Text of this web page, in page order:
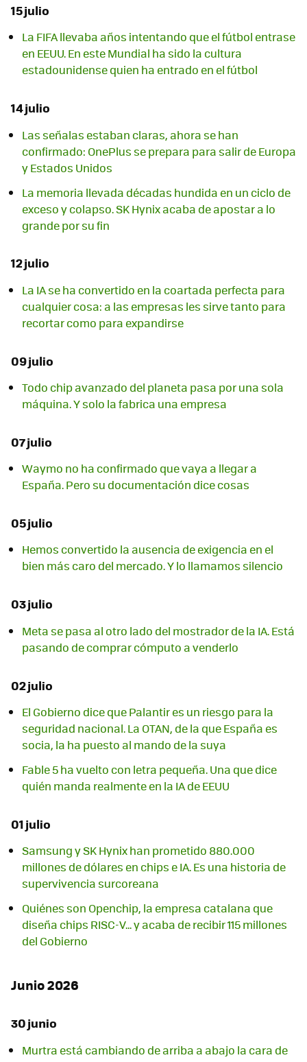
15 julio
La FIFA llevaba años intentando que el fútbol entrase
en EEUU. En este Mundial ha sido la cultura
estadounidense quien ha entrado en el fútbol
14 julio
Las señalas estaban claras, ahora se han
confirmado: OnePlus se prepara para salir de Europa
y Estados Unidos
La memoria llevada décadas hundida en un ciclo de
exceso y colapso. SK Hynix acaba de apostar a lo
grande por su fin
12 julio
La IA se ha convertido en la coartada perfecta para
cualquier cosa: a las empresas les sirve tanto para
recortar como para expandirse
09 julio
Todo chip avanzado del planeta pasa por una sola
máquina. Y solo la fabrica una empresa
07 julio
Waymo no ha confirmado que vaya a llegar a
España. Pero su documentación dice cosas
05 julio
Hemos convertido la ausencia de exigencia en el
bien más caro del mercado. Y lo llamamos silencio
03 julio
Meta se pasa al otro lado del mostrador de la IA. Está
pasando de comprar cómputo a venderlo
02 julio
El Gobierno dice que Palantir es un riesgo para la
seguridad nacional. La OTAN, de la que España es
socia, la ha puesto al mando de la suya
Fable 5 ha vuelto con letra pequeña. Una que dice
quién manda realmente en la IA de EEUU
01 julio
Samsung y SK Hynix han prometido 880.000
millones de dólares en chips e IA. Es una historia de
supervivencia surcoreana
Quiénes son Openchip, la empresa catalana que
diseña chips RISC-V... y acaba de recibir 115 millones
del Gobierno
Junio 2026
30 junio
Murtra está cambiando de arriba a abajo la cara de